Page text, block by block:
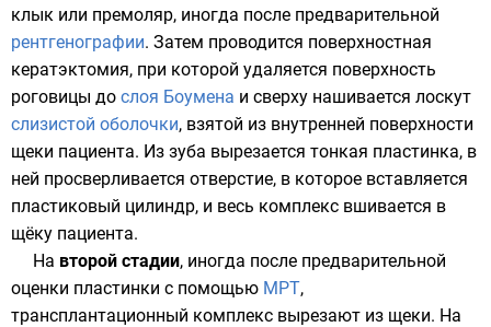
клык или премоляр, иногда после предварительной
рентгенографии. Затем проводится поверхностная
кератэктомия, при которой удаляется поверхность
роговицы до слоя Боумена и сверху нашивается лоскут
слизистой оболочки, взятой из внутренней поверхности
щеки пациента. Из зуба вырезается тонкая пластинка, в
ней просверливается отверстие, в которое вставляется
пластиковый цилиндр, и весь комплекс вшивается в
щёку пациента.
На второй стадии, иногда после предварительной
оценки пластинки с помощью МРТ,
трансплантационный комплекс вырезают из щеки. На